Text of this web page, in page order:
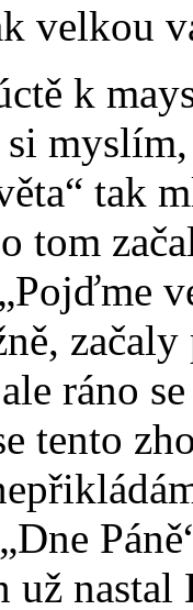
velkou
k
si
tak
tom
ráno
tento
už